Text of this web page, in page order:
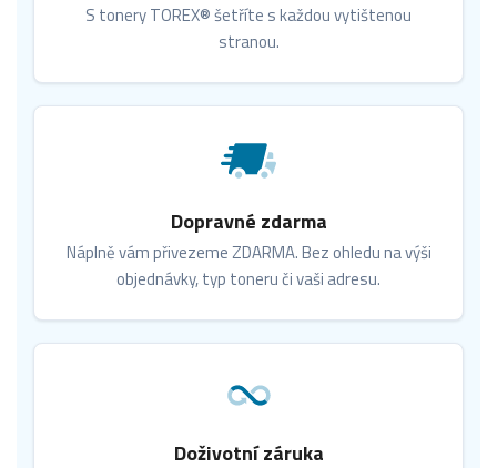
S tonery TOREX® šetříte s každou vytištenou
stranou.
Dopravné zdarma
Náplně vám přivezeme ZDARMA. Bez ohledu na výši
objednávky, typ toneru či vaši adresu.
Doživotní záruka